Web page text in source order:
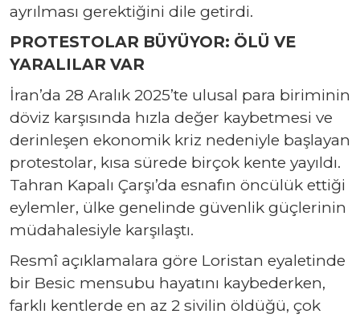
ayrılması gerektiğini dile getirdi.
PROTESTOLAR BÜYÜYOR: ÖLÜ VE
YARALILAR VAR
İran’da 28 Aralık 2025’te ulusal para biriminin
döviz karşısında hızla değer kaybetmesi ve
derinleşen ekonomik kriz nedeniyle başlayan
protestolar, kısa sürede birçok kente yayıldı.
Tahran Kapalı Çarşı’da esnafın öncülük ettiği
eylemler, ülke genelinde güvenlik güçlerinin
müdahalesiyle karşılaştı.
Resmî açıklamalara göre Loristan eyaletinde
bir Besic mensubu hayatını kaybederken,
farklı kentlerde en az 2 sivilin öldüğü, çok